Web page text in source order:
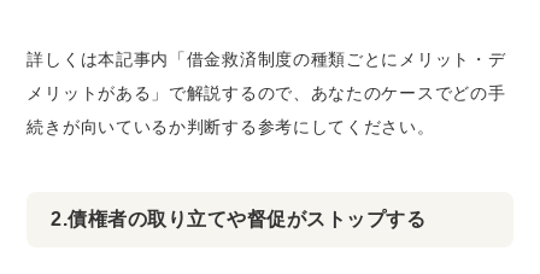
詳しくは本記事内「借金救済制度の種類ごとにメリット・デ
メリットがある」で解説するので、あなたのケースでどの手
続きが向いているか判断する参考にしてください。
2.債権者の取り立てや督促がストップする